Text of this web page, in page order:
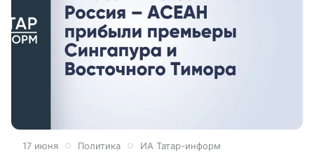
17 июня Политика ИА Татар-информ